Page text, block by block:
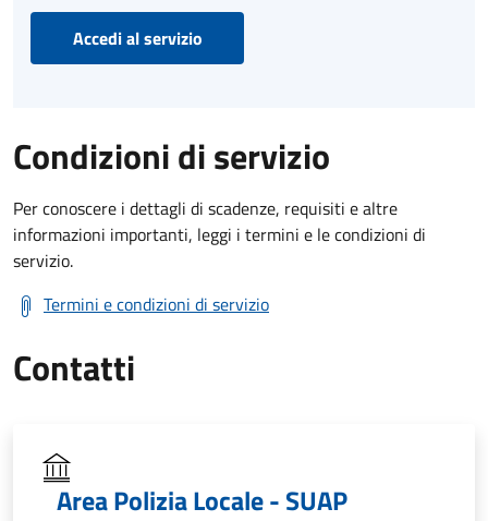
Accedi al servizio
Condizioni di servizio
Per conoscere i dettagli di scadenze, requisiti e altre
informazioni importanti, leggi i termini e le condizioni di
servizio.
Termini e condizioni di servizio
Contatti
Area Polizia Locale - SUAP